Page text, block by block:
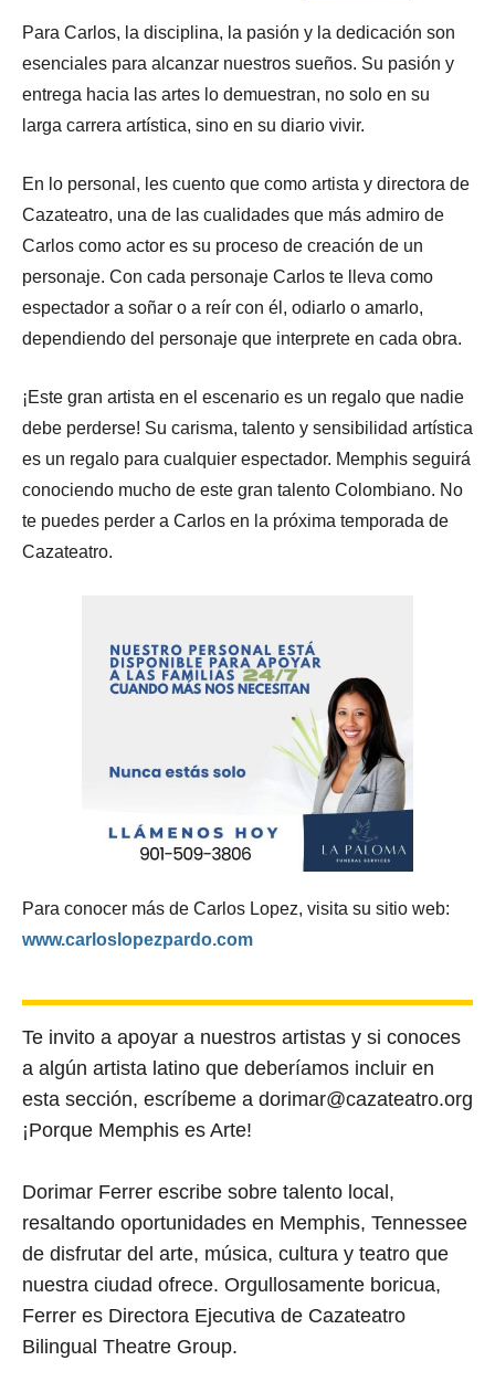
Para Carlos, la disciplina, la pasión y la dedicación son
esenciales para alcanzar nuestros sueños. Su pasión y
entrega hacia las artes lo demuestran, no solo en su
larga carrera artística, sino en su diario vivir.
En lo personal, les cuento que como artista y directora de
Cazateatro, una de las cualidades que más admiro de
Carlos como actor es su proceso de creación de un
personaje. Con cada personaje Carlos te lleva como
espectador a soñar o a reír con él, odiarlo o amarlo,
dependiendo del personaje que interprete en cada obra.
¡Este gran artista en el escenario es un regalo que nadie
debe perderse! Su carisma, talento y sensibilidad artística
es un regalo para cualquier espectador. Memphis seguirá
conociendo mucho de este gran talento Colombiano. No
te puedes perder a Carlos en la próxima temporada de
Cazateatro.
Para conocer más de Carlos Lopez, visita su sitio web:
www.carloslopezpardo.com
Te invito a apoyar a nuestros artistas y si conoces
a algún artista latino que deberíamos incluir en
esta sección, escríbeme a dorimar@cazateatro.org
¡Porque Memphis es Arte!
Dorimar Ferrer escribe sobre talento local,
resaltando oportunidades en Memphis, Tennessee
de disfrutar del arte, música, cultura y teatro que
nuestra ciudad ofrece. Orgullosamente boricua,
Ferrer es Directora Ejecutiva de Cazateatro
Bilingual Theatre Group.